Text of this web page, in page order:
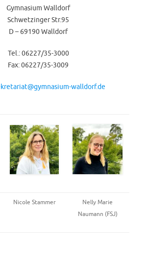
Gymnasium Walldorf
Schwetzinger Str.95
D – 69190 Walldorf
Tel.: 06227/35-3000
Fax: 06227/35-3009
walldorf.de
Nicole Stammer
Nelly Marie
Naumann (FSJ)